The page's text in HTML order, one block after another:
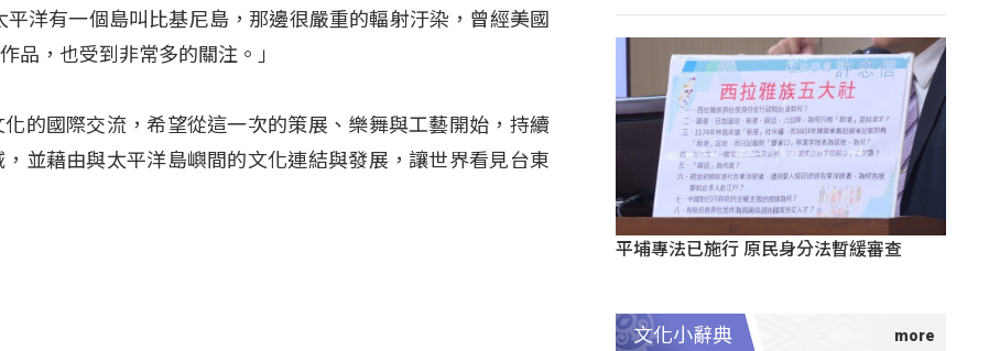
洋有一個島叫比基尼島，那邊很嚴重的輻射汙染，曾經美國
品，也受到非常多的關注。」
的國際交流，希望從這一次的策展、樂舞與工藝開始，持續
並藉由與太平洋島嶼間的文化連結與發展，讓世界看見台東
平埔專法已施行 原民身分法暫緩審查
文化小辭典